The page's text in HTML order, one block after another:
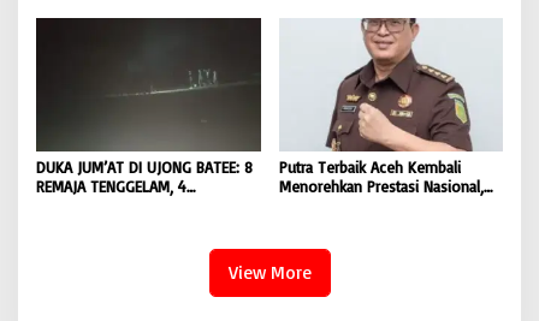
BONGKAR ‘Perkara.com
DUKA JUM’AT DI UJONG BATEE: 8
REMAJA TENGGELAM, 4
Putra Terbaik Aceh Kembali
Menorehkan Prestasi Nasional,
Kejaksaan Agung RI |
BONGKAR’Perkara.com
View More